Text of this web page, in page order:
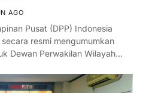
AGO
Pusat (DPP) Indonesia
resmi mengumumkan
Dewan Perwakilan Wilayah…